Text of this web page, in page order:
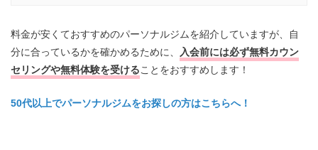
料金が安くておすすめのパーソナルジムを紹介していますが、自
分に合っているかを確かめるために、
入会前には必ず無料カウン
セリングや無料体験を受けることをおすすめします！
50代以上でパーソナルジムをお探しの方はこちらへ！